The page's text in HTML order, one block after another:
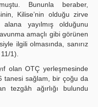
Bununla beraber,
Kilise’nin olduğu zirve
yayılmış olduğunu
amaçlı gibi görünen
ilgili olmasında, sanırız
1).
olan OTÇ yerleşmesinde
tanesi sağlam, bir çoğu da
tezgâh ağırlığı bulundu